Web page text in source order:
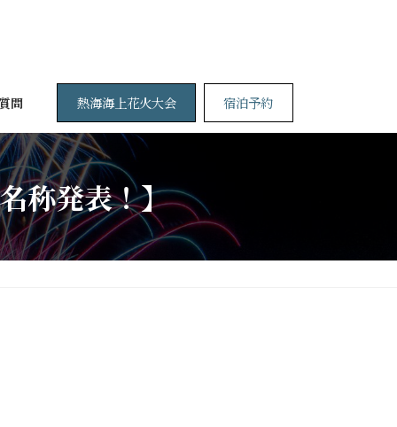
問 熱海海上花火大会 宿泊予約
称発表！】